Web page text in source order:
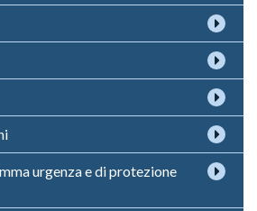
urgenza e di protezione